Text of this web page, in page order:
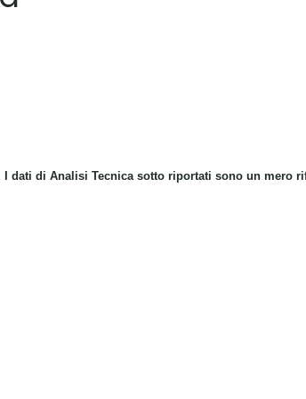
I dati di Analisi Tecnica sotto riportati sono un mero